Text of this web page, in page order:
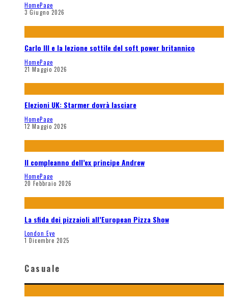
HomePage
3 Giugno 2026
Carlo III e la lezione sottile del soft power britannico
HomePage
21 Maggio 2026
Elezioni UK: Starmer dovrà lasciare
HomePage
12 Maggio 2026
Il compleanno dell’ex principe Andrew
HomePage
20 Febbraio 2026
La sfida dei pizzaioli all’European Pizza Show
London Eye
1 Dicembre 2025
Casuale